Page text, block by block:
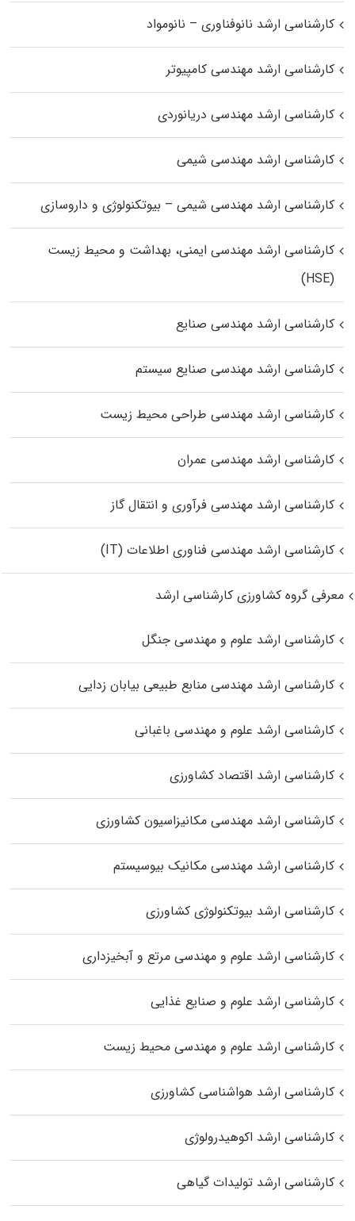
کارشناسی ارشد نانوفناوری – نانومواد
کارشناسی ارشد مهندسی کامپیوتر
کارشناسی ارشد مهندسی دریانوردی
کارشناسی ارشد مهندسی شیمی
کارشناسی ارشد مهندسی شیمی – بیوتکنولوژی و داروسازی
کارشناسی ارشد مهندسی ایمنی، بهداشت و محیط زیست
(HSE)
کارشناسی ارشد مهندسی صنایع
کارشناسی ارشد مهندسی صنایع سیستم
کارشناسی ارشد مهندسی طراحی محیط زیست
کارشناسی ارشد مهندسی عمران
کارشناسی ارشد مهندسی فرآوری و انتقال گاز
کارشناسی ارشد مهندسی فناوری اطلاعات (IT)
معرفی گروه کشاورزی کارشناسی ارشد
کارشناسی ارشد علوم و مهندسی جنگل
کارشناسی ارشد مهندسی منابع طبیعی بیابان زدایی
کارشناسی ارشد علوم و مهندسی باغبانی
کارشناسی ارشد اقتصاد کشاورزی
کارشناسی ارشد مهندسی مکانیزاسیون کشاورزی
کارشناسی ارشد مهندسی مکانیک بیوسیستم
کارشناسی ارشد بیوتکنولوژی کشاورزی
کارشناسی ارشد علوم و مهندسی مرتع و آبخیزداری
کارشناسی ارشد علوم و صنایع غذایی
کارشناسی ارشد علوم و مهندسی محیط زیست
کارشناسی ارشد هواشناسی کشاورزی
کارشناسی ارشد اکوهیدرولوژی
کارشناسی ارشد تولیدات گیاهی